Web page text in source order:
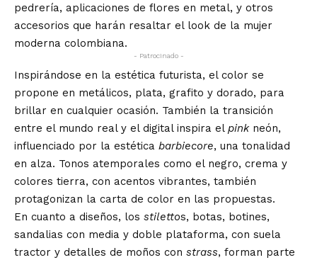
pedrería, aplicaciones de flores en metal, y otros
accesorios que harán resaltar el look de la mujer
moderna colombiana.
- Patrocinado -
Inspirándose en la estética futurista, el color se
propone en metálicos, plata, grafito y dorado, para
brillar en cualquier ocasión. También la transición
entre el mundo real y el digital inspira el pinkneón,
influenciado por la estética barbiecore, una tonalidad
en alza. Tonos atemporales como el negro, crema y
colores tierra, con acentos vibrantes, también
protagonizan la carta de color en las propuestas.
En cuanto a diseños, los stilettos, botas, botines,
sandalias con media y doble plataforma, con suela
tractor y detalles de moños con strass, forman parte